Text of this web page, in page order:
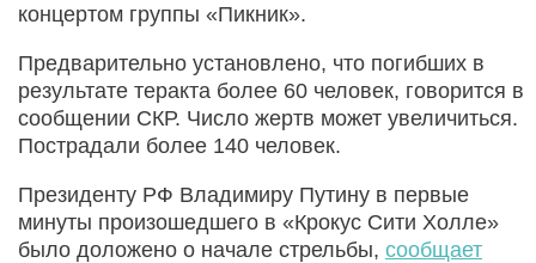
концертом группы «Пикник».
Предварительно установлено, что погибших в
результате теракта более 60 человек, говорится в
сообщении СКР. Число жертв может увеличиться.
Пострадали более 140 человек.
Президенту РФ Владимиру Путину в первые
минуты произошедшего в «Крокус Сити Холле»
было доложено о начале стрельбы, сообщает